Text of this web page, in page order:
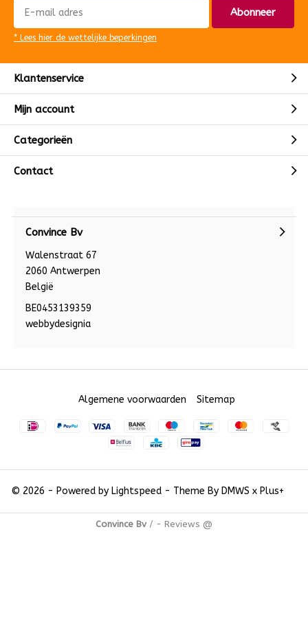
Abonneer
* Lees hier de wettelijke beperkingen
Klantenservice
Mijn account
Categorieën
Contact
Convince Bv
Walenstraat 67
2060 Antwerpen
België
BE0453139359
webbydesignia
© 2026 - Powered by Lightspeed- Theme By DMWS x Plus+
Algemene voorwaarden Sitemap
Convince Bv/ - Reviews @